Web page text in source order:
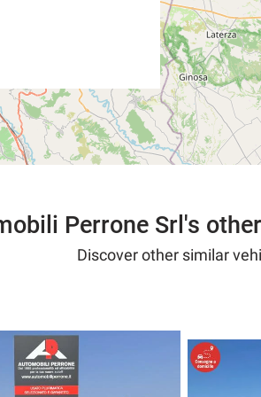
Perrone Srl's
Discover other similar